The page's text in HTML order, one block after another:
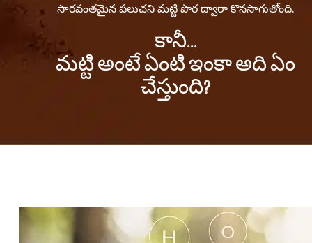
సారవంతమైన పలుచని మట్టి పొర ద్వారా కొనసాగుతోంది.
కానీ...
మట్టి అంటే ఏంటి ఇంకా అది ఏం
చేస్తుంది?